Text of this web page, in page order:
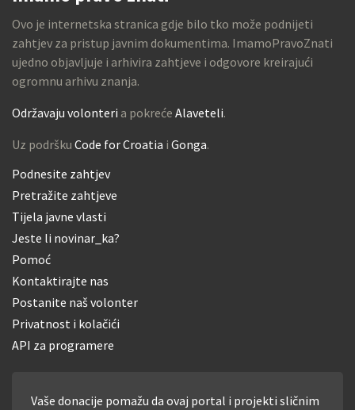
Ovo je internetska stranica gdje bilo tko može podnijeti
zahtjev za pristup javnim dokumentima. ImamoPravoZnati
ujedno objavljuje i arhivira zahtjeve i odgovore kreirajući
ogromnu arhivu znanja.
Održavaju volonteri a pokreće Alaveteli.
Uz podršku Code for Croatia i Gonga.
Podnesite zahtjev
Pretražite zahtjeve
Tijela javne vlasti
Jeste li novinar_ka?
Pomoć
Kontaktirajte nas
Postanite naš volonter
Privatnost i kolačići
API za programere
Vaše donacije pomažu da ovaj portal i projekti sličnim